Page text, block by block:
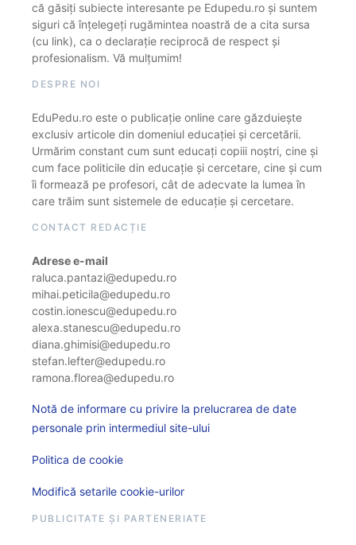
că găsiți subiecte interesante pe Edupedu.ro și suntem
siguri că înțelegeți rugămintea noastră de a cita sursa
(cu link), ca o declarație reciprocă de respect și
profesionalism. Vă mulțumim!
DESPRE NOI
EduPedu.ro este o publicație online care găzduiește
exclusiv articole din domeniul educației și cercetării.
Urmărim constant cum sunt educați copiii noștri, cine și
cum face politicile din educație și cercetare, cine și cum
îi formează pe profesori, cât de adecvate la lumea în
care trăim sunt sistemele de educație și cercetare.
CONTACT REDACȚIE
Adrese e-mail
raluca.pantazi@edupedu.ro
mihai.peticila@edupedu.ro
costin.ionescu@edupedu.ro
alexa.stanescu@edupedu.ro
diana.ghimisi@edupedu.ro
stefan.lefter@edupedu.ro
ramona.florea@edupedu.ro
Notă de informare cu privire la prelucrarea de date
personale prin intermediul site-ului
Politica de cookie
Modifică setarile cookie-urilor
PUBLICITATE ȘI PARTENERIATE